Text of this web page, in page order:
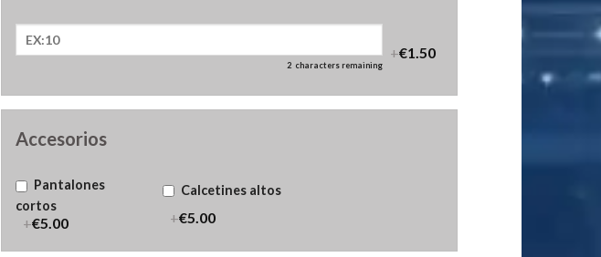
2 characters remaining
+€1.50
Accesorios
Pantalones
cortos
+€5.00
Calcetines altos
+€5.00